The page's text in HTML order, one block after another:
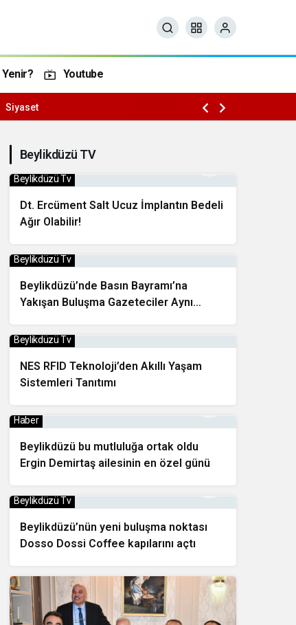
Youtube
Siyaset
Beylikdüzü TV
Dt. Ercüment Salt Ucuz İmplantın Bedeli
Ağır Olabilir!
Beylikdüzü Tv
Beylikdüzü’nde Basın Bayramı’na
Yakışan Buluşma Gazeteciler Aynı
Beylikdüzü Tv
NES RFID Teknoloji’den Akıllı Yaşam
Sistemleri Tanıtımı
Beylikdüzü Tv
Beylikdüzü bu mutluluğa ortak oldu
Ergin Demirtaş ailesinin en özel günü
Haber
Beylikdüzü’nün yeni buluşma noktası
Dosso Dossi Coffee kapılarını açtı
Beylikdüzü Tv